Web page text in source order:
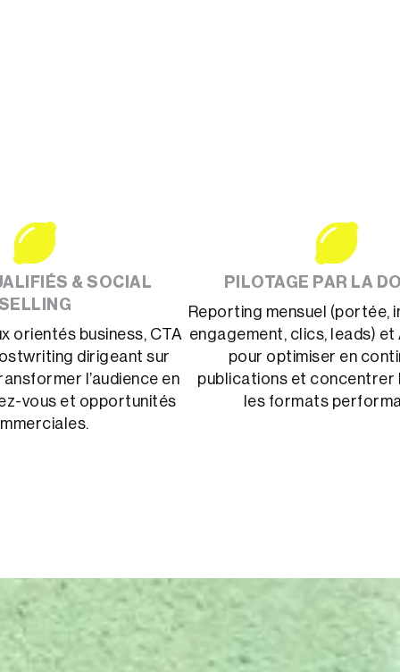
& SOCIAL
orientés business, CTA
dirigeant sur
l’audience en
vous et opportunités
PILOTAGE PAR LA
Reporting mensuel (portée,
engagement, clics, leads)
pour optimiser en
publications et concentrer
les formats